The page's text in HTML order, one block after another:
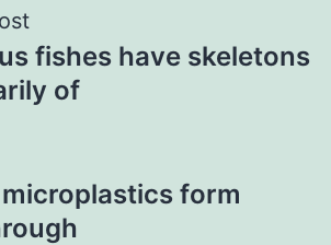
fishes have skeletons
of
form